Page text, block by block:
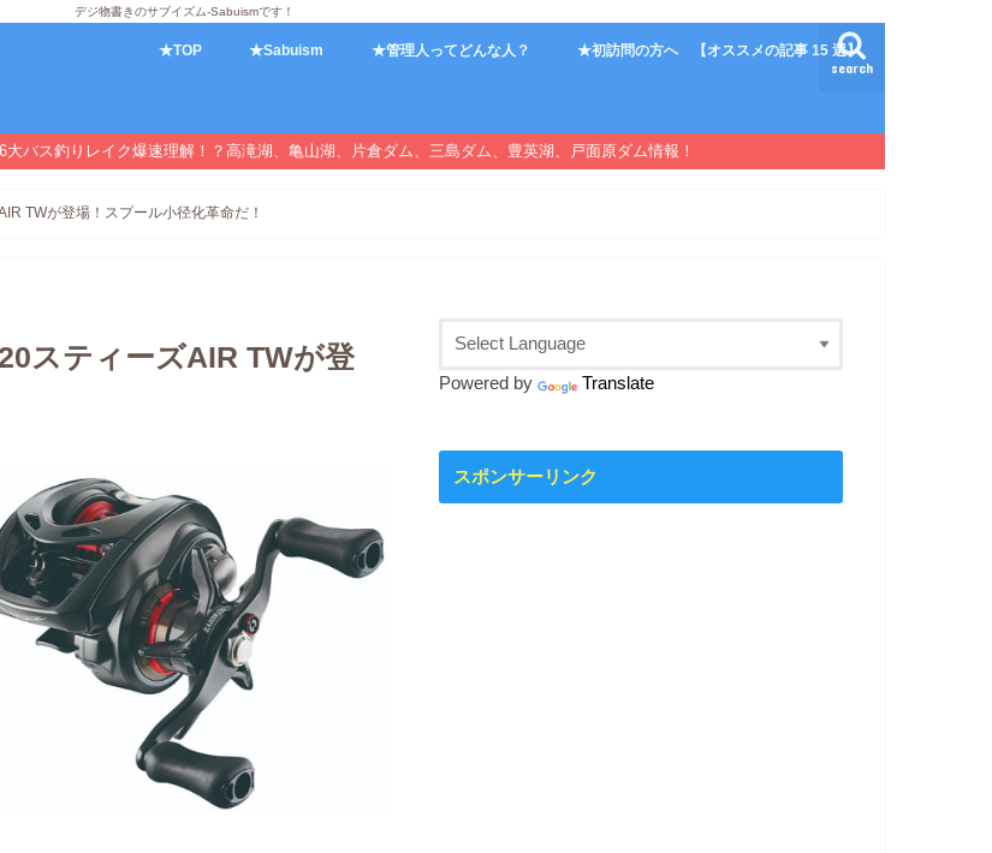
デジ物書きのサブイズム-Sabuismです！
search
★TOP ★Sabuism ★管理人ってどんな人？ ★初訪問の方へ 【オススメの記事 15 選】
バス釣りレイク爆速理解！？高滝湖、亀山湖、片倉ダム、三島ダム、豊英湖、戸面原ダム情報！
TWが登場！スプール小径化革命だ！
スティーズAIR TWが登
Powered by Translate
スポンサーリンク